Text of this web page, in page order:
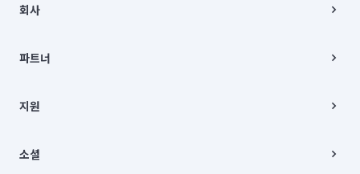
00019 |
주소 | 본사: 서울특별시 종로구 율곡로 6(중학동, 트윈트리빌딩) B동 5층
컨택센터 : 서울특별시 종로구 수송동 율곡로 24, 7층, 8층 미소
상품, 상품정보, 거래에 관한 의무와 책임은 거래당사자에게 있습니다.
언론 보도 관련 문의:
© 유한회사 미소. Miso, Inc. All Rights Reserved.
회사
채용
파트너
이사
지원
이용약관
소셜